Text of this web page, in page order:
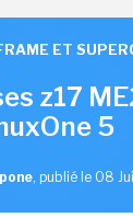
ET
z17
5
, publié le 08